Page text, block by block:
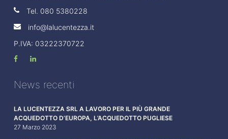
Tel. 080 5380228
info@lalucentezza.it
P.IVA: 03222370722
News recenti
LA LUCENTEZZA SRL A LAVORO PER IL PIÙ GRANDE
ACQUEDOTTO D’EUROPA, L’ACQUEDOTTO PUGLIESE
27 Marzo 2023